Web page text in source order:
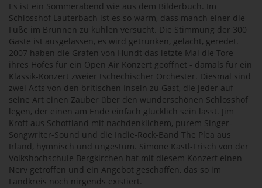
Es ist ein Sommerabend wie aus dem Bilderbuch. Im
Schlosshof Lauterbach ist es so warm, dass manch einer die
Füße im Brunnen zu kühlen versucht. Die Stimmung der 300
Gäste ist ausgelassen, es wird getrunken, gelacht, geredet.
2007 haben die Grafen von Hundt das letzte Mal die Tore
ihres Hofes für ein Open Air Konzert geöffnet - damals für ein
Klassik-Konzert zweier tschechischer Orchester. Diesmal sind
zwei Acts von den britischen Inseln zu Gast, die jeder auf
seine Art einen Zauber über den wunderschönen Schlosshof
legen, der einen am Ende einfach glücklich sein lässt. Jim
Kroft aus Schottland mit nachdenklichem, purem Singer-
Songwriter-Sound und die Indie-Rock-Band The Plea aus
Irland, hymnisch und ungestüm. Simone Kastl-Frisch von der
Volkshochschule Bergkirchen hat mit diesem Konzert einen
Nerv getroffen und ein Angebot geschaffen, das so im
Landkreis noch nirgends existiert.